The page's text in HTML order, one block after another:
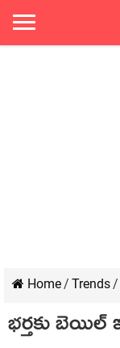
Home/ Trends/
భర్తకు